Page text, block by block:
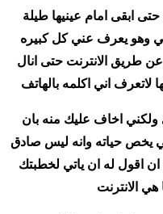
ابقى امام عينيها طيلة
وهو يعرف عني كل كبيره
عن طريق الانترنت حتى انال
لاتعرف اني اكلمه بالهاتف
ولكني اخاف عليك منه بان
يخص حياته وانه ليس صادق
اقول له ان ياتي لخطبتك
الانترنت